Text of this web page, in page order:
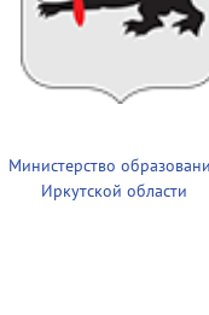
Министерство
Иркутской области